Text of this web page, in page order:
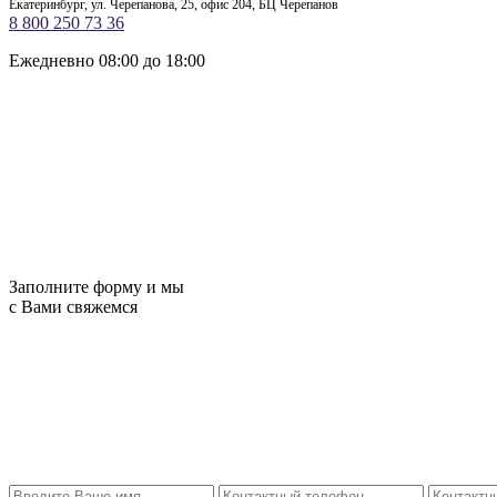
Екатеринбург, ул. Черепанова, 25, офис 204, БЦ Черепанов
8 800 250 73 36
Ежедневно 08:00 до 18:00
Заполните форму и мы
с Вами свяжемся